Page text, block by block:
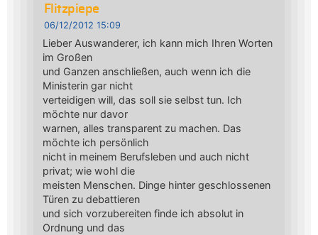
Flitzpiepe
06/12/2012 15:09
Lieber Auswanderer, ich kann mich Ihren Worten
im Großen
und Ganzen anschließen, auch wenn ich die
Ministerin gar nicht
verteidigen will, das soll sie selbst tun. Ich
möchte nur davor
warnen, alles transparent zu machen. Das
möchte ich persönlich
nicht in meinem Berufsleben und auch nicht
privat; wie wohl die
meisten Menschen. Dinge hinter geschlossenen
Türen zu debattieren
und sich vorzubereiten finde ich absolut in
Ordnung und das